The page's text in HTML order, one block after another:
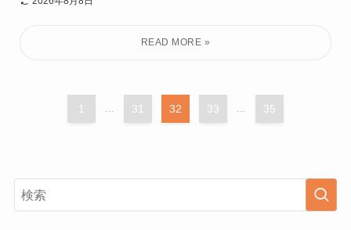
1 ... 31 32 33 ... 35